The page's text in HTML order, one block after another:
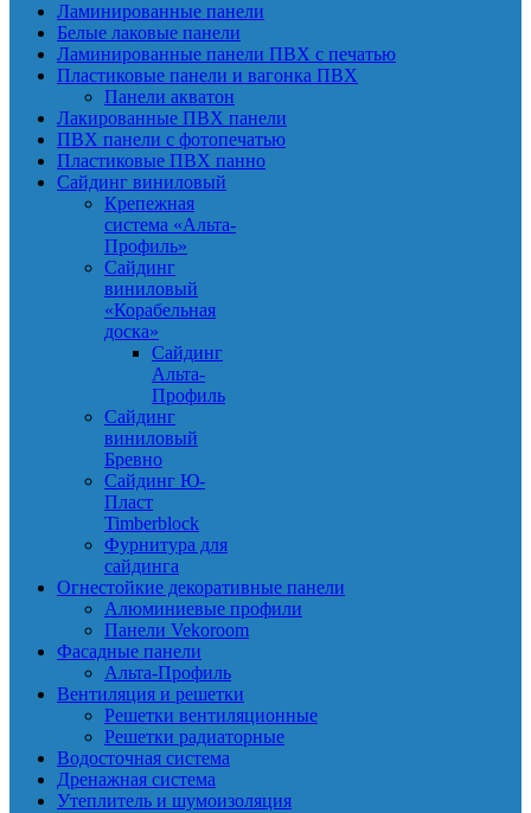
Ламинированные панели
Белые лаковые панели
Ламинированные панели ПВХ с печатью
Пластиковые панели и вагонка ПВХ
Панели акватон
Лакированные ПВХ панели
ПВХ панели с фотопечатью
Пластиковые ПВХ панно
Сайдинг виниловый
Крепежная
система «Альта-
Профиль»
Сайдинг
виниловый
«Корабельная
доска»
Сайдинг
Альта-
Профиль
Сайдинг
виниловый
Бревно
Сайдинг Ю-
Пласт
Timberblock
Фурнитура для
сайдинга
Огнестойкие декоративные панели
Алюминиевые профили
Панели Vekoroom
Фасадные панели
Альта-Профиль
Вентиляция и решетки
Решетки вентиляционные
Решетки радиаторные
Водосточная система
Дренажная система
Утеплитель и шумоизоляция